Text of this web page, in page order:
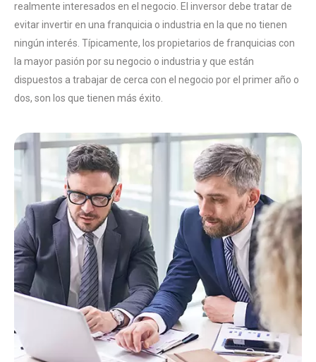
realmente interesados en el negocio. El inversor debe tratar de
evitar invertir en una franquicia o industria en la que no tienen
ningún interés. Típicamente, los propietarios de franquicias con
la mayor pasión por su negocio o industria y que están
dispuestos a trabajar de cerca con el negocio por el primer año o
dos, son los que tienen más éxito.